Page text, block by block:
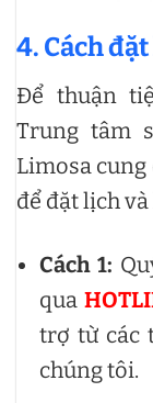
4. Cách
Để thuận
Trung tâm
Limosa cung
để đặt lịch
Cách 1:
qua
trợ từ các
chúng tôi.